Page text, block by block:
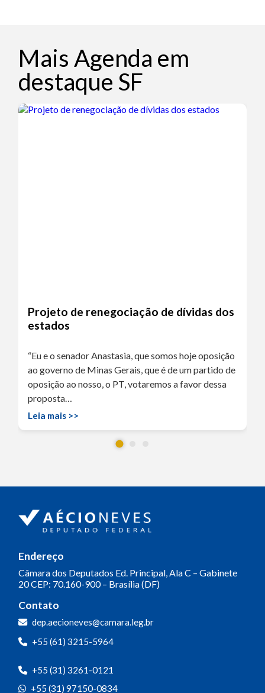
Mais Agenda em
destaque SF
Projeto de renegociação de dívidas dos
estados
“Eu e o senador Anastasia, que somos hoje oposição
ao governo de Minas Gerais, que é de um partido de
oposição ao nosso, o PT, votaremos a favor dessa
proposta…
Leia mais >>
Endereço
Câmara dos Deputados Ed. Principal, Ala C – Gabinete
20CEP: 70.160-900 – Brasília (DF)
Contato
dep.aecioneves@camara.leg.br
+55 (61) 3215-5964
+55 (31) 3261-0121
+55 (31) 97150-0834